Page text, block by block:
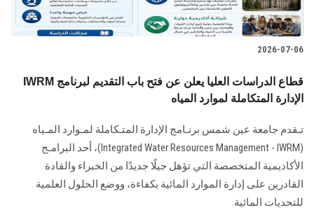
2026-07-06
IWRM قطاع الدراسات العليا يعلن عن فتح باب التقديم لبرنامج
الإدارة المتكاملة لموارد المياه
تـقدم جامعة عين شمس برنـامج الإدارة المتـكاملة لمـوارد المـياه
(Integrated Water Resources Management - IWRM)، أحد البرامـج
الأكاديمية المتخصصة التي تؤهل جيلًا جديدًا من الخبراء والقادة
القادرين على إدارة الموارد المائية بكفاءة، ووضع الحلول العلمية
للتحديات المائية.